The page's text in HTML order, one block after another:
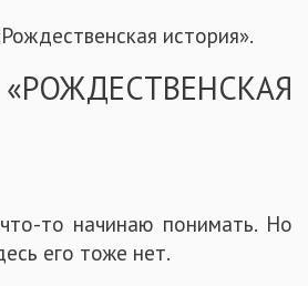
история».
то начинаю понимать. Но
его тоже нет.